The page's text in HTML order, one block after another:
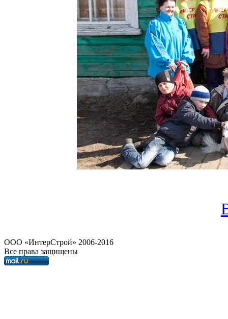
OOO «ИнтерСтрой» 2006-2016
Все права защищены